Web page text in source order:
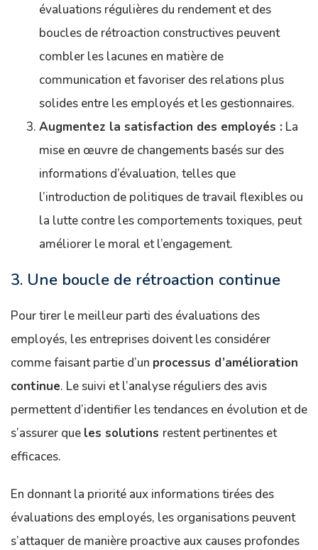
évaluations régulières du rendement et des
boucles de rétroaction constructives peuvent
combler les lacunes en matière de
communication et favoriser des relations plus
solides entre les employés et les gestionnaires.
Augmentez la satisfaction des employés : La
mise en œuvre de changements basés sur des
informations d’évaluation, telles que
l’introduction de politiques de travail flexibles ou
la lutte contre les comportements toxiques, peut
améliorer le moral et l’engagement.
3. Une boucle de rétroaction continue
Pour tirer le meilleur parti des évaluations des
employés, les entreprises doivent les considérer
comme faisant partie d’un processus d’amélioration
continue. Le suivi et l’analyse réguliers des avis
permettent d’identifier les tendances en évolution et de
s’assurer que les solutions restent pertinentes et
efficaces.
En donnant la priorité aux informations tirées des
évaluations des employés, les organisations peuvent
s’attaquer de manière proactive aux causes profondes